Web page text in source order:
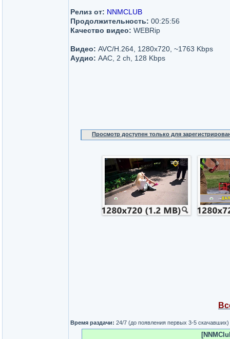
Релиз от: NNMCLUB
Продолжительность: 00:25:56
Качество видео: WEBRip
Видео: AVC/H.264, 1280x720, ~1763 Kbps
Аудио: AAC, 2 ch, 128 Kbps
Просмотр доступен только для
Время раздачи: 24/7 (до появления первых 3-5 скачавших)